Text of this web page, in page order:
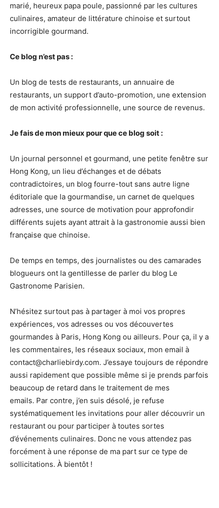
marié, heureux papa poule, passionné par les cultures
culinaires, amateur de littérature chinoise et surtout
incorrigible gourmand.
Ce blog n’est pas :
Un blog de tests de restaurants, un annuaire de
restaurants, un support d’auto-promotion, une extension
de mon activité professionnelle, une source de revenus.
Je fais de mon mieux pour que ce blog soit :
Un journal personnel et gourmand, une petite fenêtre sur
Hong Kong, un lieu d’échanges et de débats
contradictoires, un blog fourre-tout sans autre ligne
éditoriale que la gourmandise, un carnet de quelques
adresses, une source de motivation pour approfondir
différents sujets ayant attrait à la gastronomie aussi bien
française que chinoise.
De temps en temps, des journalistes ou des camarades
blogueurs ont la gentillesse de parler du blog Le
Gastronome Parisien.
N’hésitez surtout pas à partager à moi vos propres
expériences, vos adresses ou vos découvertes
gourmandes à Paris, Hong Kong ou ailleurs. Pour ça, il y a
les commentaires, les réseaux sociaux, mon email à
contact@charliebirdy.com. J’essaye toujours de répondre
aussi rapidement que possible même si je prends parfois
beaucoup de retard dans le traitement de mes
emails. Par contre, j’en suis désolé, je refuse
systématiquement les invitations pour aller découvrir un
restaurant ou pour participer à toutes sortes
d’événements culinaires. Donc ne vous attendez pas
forcément à une réponse de ma part sur ce type de
sollicitations. À bientôt !